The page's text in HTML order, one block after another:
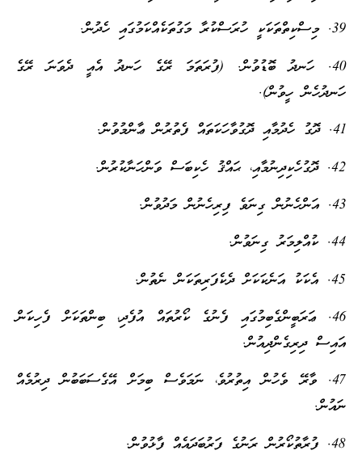
39. މިސްކިތްތަކަކީ ހުރަސްކުރާ މަގުތަކެއްކަމުގައި ހެދުން.
40. ހަނދު ބޮޑުވުން. (ފުރަތަމަ ރޭގެ ހަނދު އެއީ ދެވަނަ ރޭގެ
ހަނދުހެން ހީވުން).
41. ދޮގު ހެދުމާއި ދޮގުވާހަކަތައް ފެތުރުން ޢާންމުވުން.
42. ދޮގުހެކިދިނުމާއި، ޙައްޤު ހެކިބަސް ވަންހަނާކުރުން.
43. އަންހެނުން ގިނަވެ ފިރިހެނުން މަދުވުން.
44. ކުއްލިމަރު ގިނަވުން.
45. އެކަކު އަނެކަކަށް ދެކެފަރިތަކަން ނެތުން.
46. ޢަރަބީންގެބިމުގައި ފެނުގެ ކޯރުތައް އުފެދި، ބިންތަކަށް ފެހިކަން
އައިސް ދިރިގެންދިއުން.
47. ވާރޭ ވެހުން އިތުރުވެ، ނަމަވެސް ބިމަށް އޭގެސަބަބުން ދިރުމެއް
ނައުން.
48. ފުރާތުކޯރުން ރަނުގެ ފަރުބަދައެއް ފާޅުވުން.